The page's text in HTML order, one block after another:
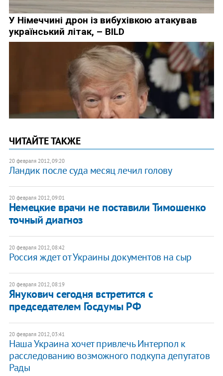
ЧИТАЙТЕ ТАКЖЕ
20 февраля 2012, 09:20
Ландик после суда месяц лечил голову
20 февраля 2012, 09:01
​Немецкие врачи не поставили Тимошенко
точный диагноз
20 февраля 2012, 08:42
Россия ждет от Украины документов на сыр
20 февраля 2012, 08:19
​Янукович сегодня встретится с
председателем Госдумы РФ
20 февраля 2012, 03:41
Наша Украина хочет привлечь Интерпол к
расследованию возможного подкупа депутатов
Рады